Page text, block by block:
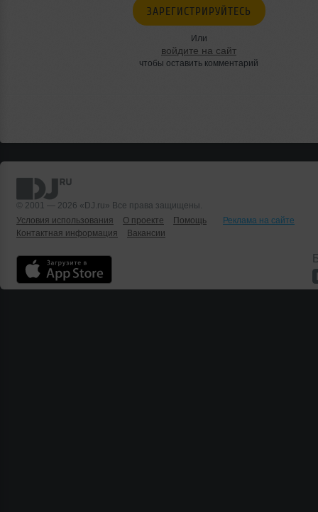
ЗАРЕГИСТРИРУЙТЕСЬ
Или
войдите на сайт
чтобы оставить комментарий
© 2001 — 2026 «DJ.ru» Все права защищены.
Условия использования
О проекте Помощь
Реклама на сайте
Контактная информация
Вакансии